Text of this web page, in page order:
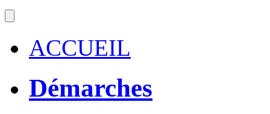
ACCUEIL
Démarches